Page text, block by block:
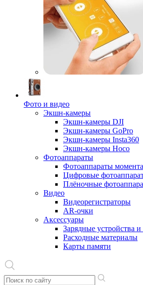
Фото и видео
Экшн-камеры
Экшн-камеры DJI
Экшн-камеры GoPro
Экшн-камеры Insta360
Экшн-камеры Hoco
Фотоаппараты
Фотоаппараты
Цифровые
Плёночные
Видео
Видеорегистраторы
AR-очки
Аксессуары
Зарядные устройства
Расходные материалы
Карты памяти